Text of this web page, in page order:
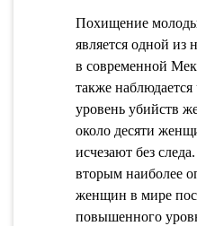
Похищение
является одной из
в современной
также
уровень убийств
около десяти
исчезают без
вторым наиболее
женщин в мире
повышенного